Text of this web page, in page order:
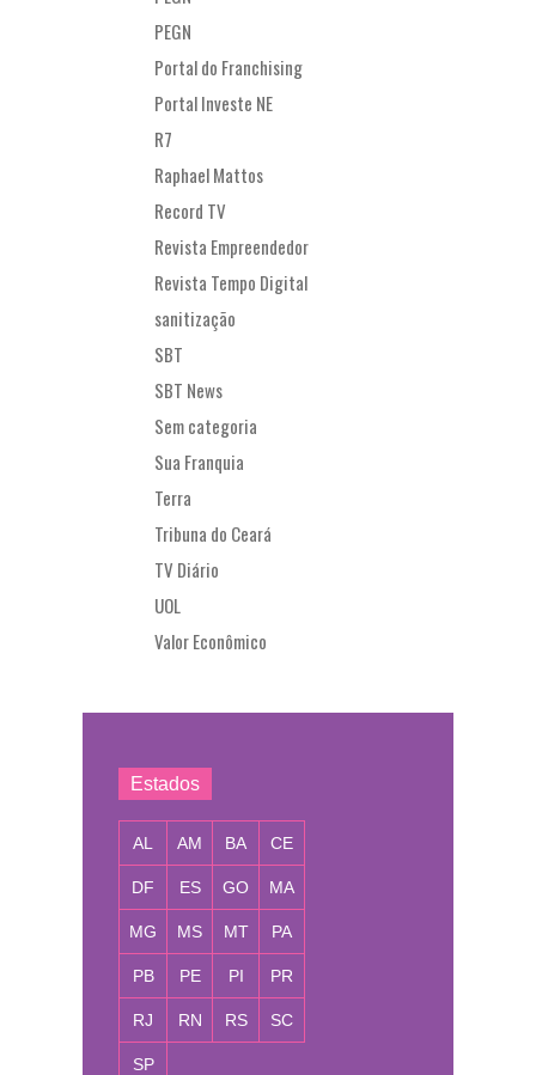
PEGN
Portal do Franchising
Portal Investe NE
R7
Raphael Mattos
Record TV
Revista Empreendedor
Revista Tempo Digital
sanitização
SBT
SBT News
Sem categoria
Sua Franquia
Terra
Tribuna do Ceará
TV Diário
UOL
Valor Econômico
Estados
AL AM BA CE
DF ES GO MA
MG MS MT PA
PB PE PI PR
RJ RN RS SC
SP